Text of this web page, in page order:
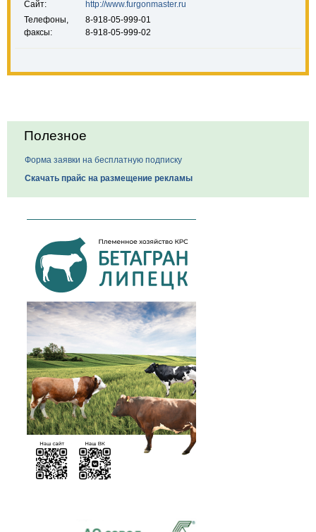
Сайт:
http://www.furgonmaster.ru
Телефоны,
факсы:
8-918-05-999-01
8-918-05-999-02
Полезное
Форма заявки на бесплатную подписку
Скачать прайс на размещение рекламы